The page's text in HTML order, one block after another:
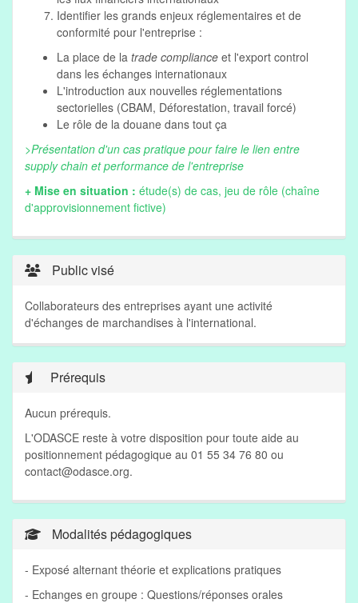
Identifier les grands enjeux réglementaires et de
conformité pour l'entreprise :
La place de la trade compliance et l'export control
dans les échanges internationaux
L'introduction aux nouvelles réglementations
sectorielles (CBAM, Déforestation, travail forcé)
Le rôle de la douane dans tout ça
>Présentation d'un cas pratique pour faire le lien entre
supply chain et performance de l'entreprise
+ Mise en situation : étude(s) de cas, jeu de rôle (chaîne
d'approvisionnement fictive)
Public visé
Collaborateurs des entreprises ayant une activité
d'échanges de marchandises à l'international.
Prérequis
Aucun prérequis.
L'ODASCE reste à votre disposition pour toute aide au
positionnement pédagogique au 01 55 34 76 80 ou
contact@odasce.org.
Modalités pédagogiques
- Exposé alternant théorie et explications pratiques
- Echanges en groupe : Questions/réponses orales